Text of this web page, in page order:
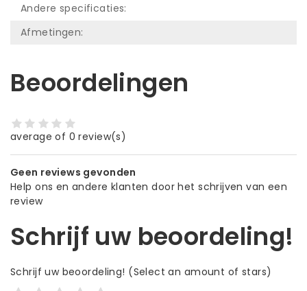
Andere specificaties:
Afmetingen:
Beoordelingen
average of 0 review(s)
Geen reviews gevonden
Help ons en andere klanten door het schrijven van een
review
Schrijf uw beoordeling!
Schrijf uw beoordeling! (Select an amount of stars)